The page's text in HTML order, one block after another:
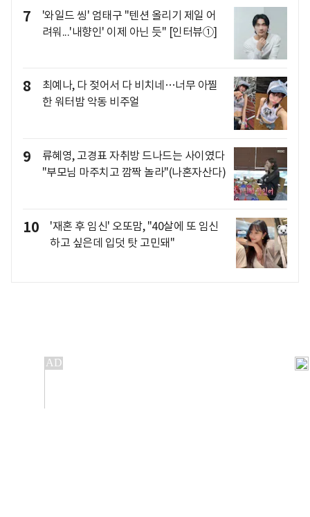
7
'와일드 씽' 엄태구 "텐션 올리기 제일 어
려워...'내향인' 이제 아닌 듯" [인터뷰①]
8
최예나, 다 젖어서 다 비치네…너무 아찔
한 워터밤 악동 비주얼
9
류혜영, 고경표 자취방 드나드는 사이였다
"부모님 마주치고 깜짝 놀라"(나혼자산다)
10
'재혼 후 임신' 오또맘, "40살에 또 임신
하고 싶은데 입덧 탓 고민돼"